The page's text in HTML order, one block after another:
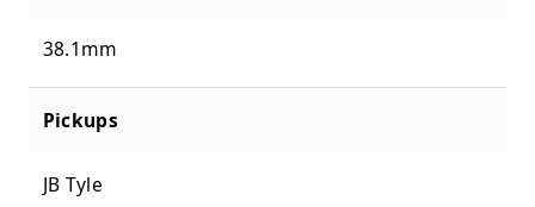
38.1mm
Pickups
JB Tyle